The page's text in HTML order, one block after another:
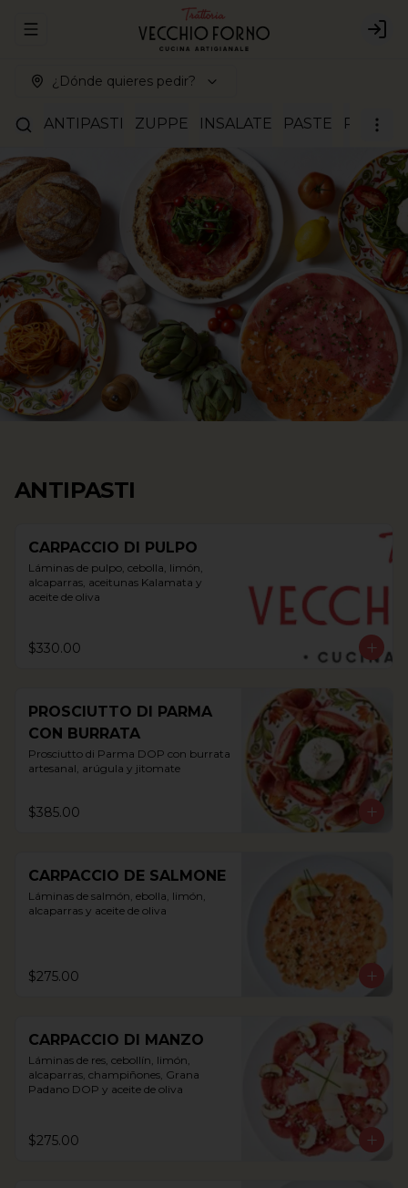
Abrir menu de navegación
¿Dónde quieres pedir?
ANTIPASTI ZUPPE INSALATE PASTE RISOTTI
ANTIPASTI
CARPACCIO DI PULPO
Láminas de pulpo, cebolla, limón,
alcaparras, aceitunas Kalamata y
aceite de oliva
$330.00
PROSCIUTTO DI PARMA
CON BURRATA
Prosciutto di Parma DOP con burrata
artesanal, arúgula y jitomate
$385.00
CARPACCIO DE SALMONE
Láminas de salmón, ebolla, limón,
alcaparras y aceite de oliva
$275.00
CARPACCIO DI MANZO
Láminas de res, cebollín, limón,
alcaparras, champiñones, Grana
Padano DOP y aceite de oliva
$275.00